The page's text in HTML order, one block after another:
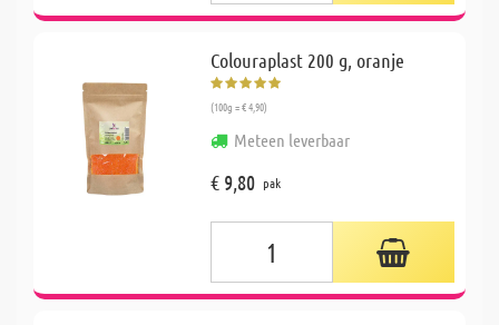
Colouraplast 200 g, oranje
(100g = € 4,90)
Meteen leverbaar
€ 9,80 pak